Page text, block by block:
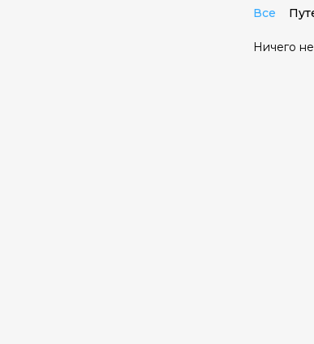
Все
Ничего